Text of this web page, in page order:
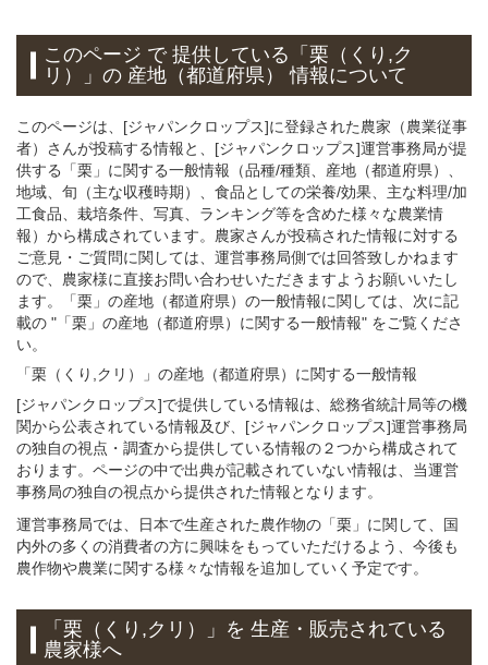
このページ で 提供している「栗（くり,ク
リ）」の 産地（都道府県） 情報について
このページは、[ジャパンクロップス]に登録された農家（農業従事
者）さんが投稿する情報と、[ジャパンクロップス]運営事務局が提
供する「栗」に関する一般情報（品種/種類、産地（都道府県）、
地域、旬（主な収穫時期）、食品としての栄養/効果、主な料理/加
工食品、栽培条件、写真、ランキング等を含めた様々な農業情
報）から構成されています。農家さんが投稿された情報に対する
ご意見・ご質問に関しては、運営事務局側では回答致しかねます
ので、農家様に直接お問い合わせいただきますようお願いいたし
ます。「栗」の産地（都道府県）の一般情報に関しては、次に記
載の "「栗」の産地（都道府県）に関する一般情報" をご覧くださ
い。
「栗（くり,クリ）」 の産地（都道府県）に関する一般情報
[ジャパンクロップス]で提供している情報は、総務省統計局等の機
関から公表されている情報及び、[ジャパンクロップス]運営事務局
の独自の視点・調査から提供している情報の２つから構成されて
おります。ページの中で出典が記載されていない情報は、当運営
事務局の独自の視点から提供された情報となります。
運営事務局では、日本で生産された農作物の「栗」に関して、国
内外の多くの消費者の方に興味をもっていただけるよう、今後も
農作物や農業に関する様々な情報を追加していく予定です。
「栗（くり,クリ）」 を 生産・販売されている
農家様へ